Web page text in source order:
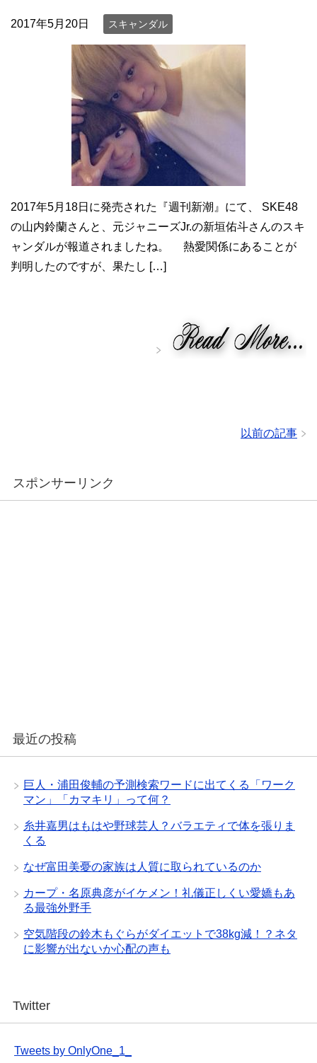
2017年5月20日 スキャンダル
2017年5月18日に発売された『週刊新潮』にて、 SKE48
の山内鈴蘭さんと、元ジャニーズJr.の新垣佑斗さんのスキ
ャンダルが報道されましたね。 熱愛関係にあることが
判明したのですが、果たし […]
以前の記事
スポンサーリンク
最近の投稿
巨人・浦田俊輔の予測検索ワードに出てくる「ワーク
マン」「カマキリ」って何？
糸井嘉男はもはや野球芸人？バラエティで体を張りま
くる
なぜ富田美憂の家族は人質に取られているのか
カープ・名原典彦がイケメン！礼儀正しくい愛嬌もあ
る最強外野手
空気階段の鈴木もぐらがダイエットで38kg減！？ネタ
に影響が出ないか心配の声も
Twitter
Tweets by OnlyOne_1_